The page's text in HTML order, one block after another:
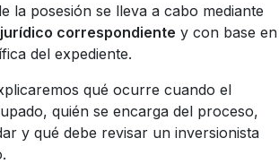
la posesión se lleva a cabo mediante
correspondiente y con base en
del expediente.
qué ocurre cuando el
quién se encarga del proceso,
y qué debe revisar un inversionista